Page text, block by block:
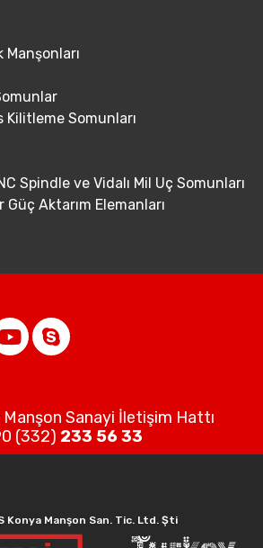
Manşonları
Kilitleme Somunları
Spindle ve Vidalı Mil Uç Somunları
Aktarım Elemanları
Manşon Sanayi İletişim Hattı
(332) 233 56 33
Konya Manşon San. Tic. Ltd. Şti